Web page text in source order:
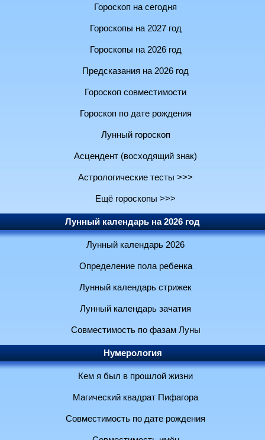
Гороскоп на сегодня
Гороскопы на 2027 год
Гороскопы на 2026 год
Предсказания на 2026 год
Гороскоп совместимости
Гороскоп по дате рождения
Лунный гороскоп
Асцендент (восходящий знак)
Астрологические тесты >>>
Ещё гороскопы >>>
Лунный календарь на 2026 год
Лунный календарь 2026
Определение пола ребенка
Лунный календарь стрижек
Лунный календарь зачатия
Совместимость по фазам Луны
Нумерология
Кем я был в прошлой жизни
Магический квадрат Пифагора
Совместимость по дате рождения